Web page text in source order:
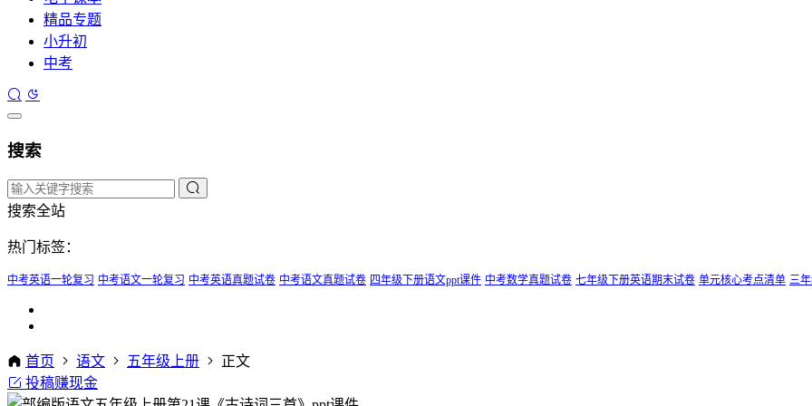
精品专题
小升初
中考
搜索
搜索全站
热门标签：
中考英语一轮复习 中考语文一轮复习 中考英语真题试卷 中考语文真题试卷 四年级下册语文ppt课件 中考数学真题试卷 七年级下册英语期末试卷 单元核心考点清单 三
首页 语文 五年级上册
正文
投稿赚现金